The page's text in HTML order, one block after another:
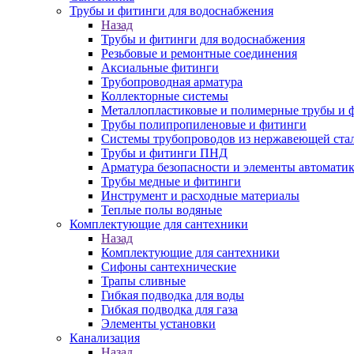
Трубы и фитинги для водоснабжения
Назад
Трубы и фитинги для водоснабжения
Резьбовые и ремонтные соединения
Аксиальные фитинги
Трубопроводная арматура
Коллекторные системы
Металлопластиковые и полимерные трубы и
Трубы полипропиленовые и фитинги
Системы трубопроводов из нержавеющей
Трубы и фитинги ПНД
Арматура безопасности и элементы
Трубы медные и фитинги
Инструмент и расходные материалы
Теплые полы водяные
Комплектующие для сантехники
Назад
Комплектующие для сантехники
Сифоны сантехнические
Трапы сливные
Гибкая подводка для воды
Гибкая подводка для газа
Элементы установки
Канализация